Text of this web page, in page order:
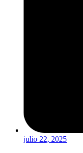
julio 22, 2025